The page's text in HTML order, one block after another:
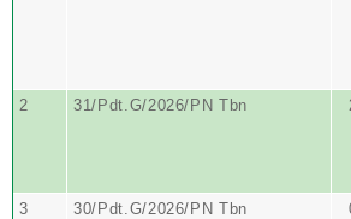
2 31/Pdt.G/2026/PN Tbn
3 30/Pdt.G/2026/PN Tbn